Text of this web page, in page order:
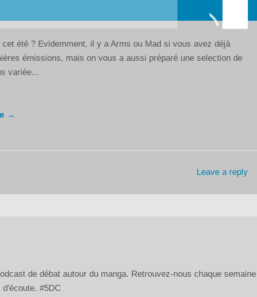
flèches
pour
augmenter
cet été ? Evidemment, il y a Arms ou Mad si vous avez déjà
émissions, mais on vous a aussi préparé une selection de
variée...
→
Leave a reply
de débat autour du manga. Retrouvez-nous chaque semaine
#5DC